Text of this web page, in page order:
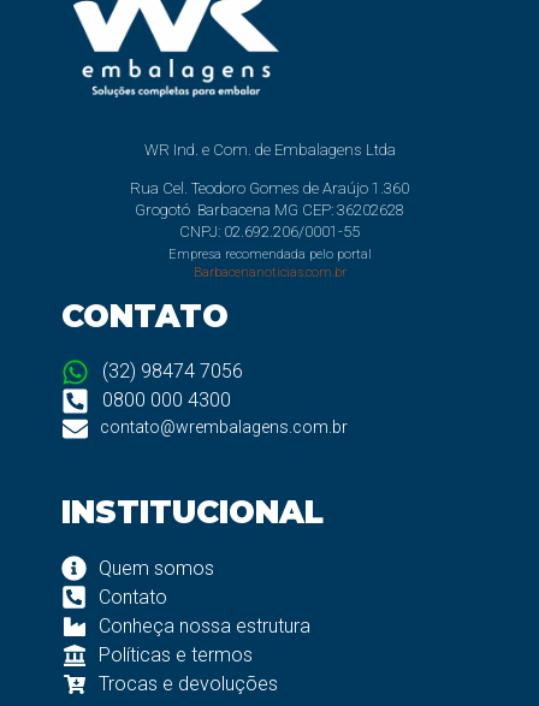
WR Ind. e Com. de Embalagens Ltda
Rua Cel. Teodoro Gomes de Araújo 1.360
Grogotó Barbacena MG CEP: 36202628
CNPJ: 02.692.206/0001-55
Empresa recomendada pelo portal
Barbacenanoticias.com.br
CONTATO
(32) 98474 7056
0800 000 4300
contato@wrembalagens.com.br
INSTITUCIONAL
Quem somos
Contato
Conheça nossa estrutura
Políticas e termos
Trocas e devoluções